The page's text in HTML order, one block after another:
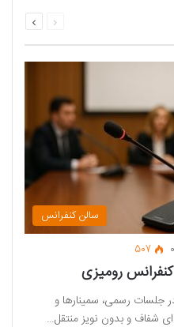
صفحه
سالن کنفرانس
0
507
رومیزی
رسمی، سمینارها و
شفاف و بدون نویز منتقل…